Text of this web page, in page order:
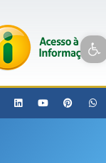
Open toolbar